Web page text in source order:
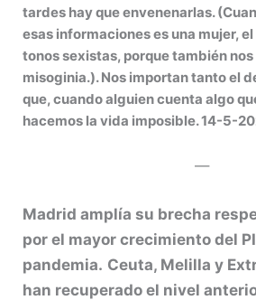
tardes hay que envenenarlas.
esas informaciones es una mujer,
tonos sexistas, porque también
misoginia.). Nos importan tanto el
que, cuando alguien cuenta algo
hacemos la vida imposible. 14-5-
—
Madrid amplía su brecha
por el mayor crecimiento del
pandemia. Ceuta, Melilla y
han recuperado el nivel